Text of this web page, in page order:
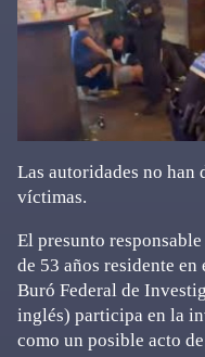
Las autoridades no
víctimas.
El presunto
de 53 años residente
Buró Federal de
inglés) participa en la
como un posible acto